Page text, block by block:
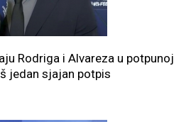
Rodriga i Alvareza u potpunoj
jedan sjajan potpis